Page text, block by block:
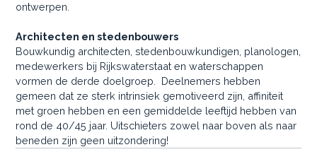
ontwerpen.
Architecten en stedenbouwers
Bouwkundig architecten, stedenbouwkundigen, planologen,
medewerkers bij Rijkswaterstaat en waterschappen
vormen de derde doelgroep. Deelnemers hebben
gemeen dat ze sterk intrinsiek gemotiveerd zijn, affiniteit
met groen hebben en een gemiddelde leeftijd hebben van
rond de 40/45 jaar. Uitschieters zowel naar boven als naar
beneden zijn geen uitzondering!